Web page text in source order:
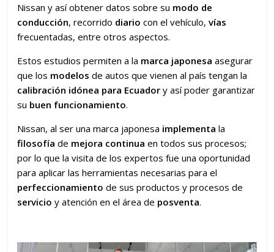
Nissan y así obtener datos sobre su modo de
conducción, recorrido diario con el vehículo,vías
frecuentadas, entre otros aspectos.
Estos estudios permiten a la marca japonesa asegurar
que los modelos de autos que vienen al país tengan la
calibración idónea para Ecuador y así poder garantizar
su buen funcionamiento.
Nissan, al ser una marca japonesa implementa la
filosofía de mejora continua en todos sus procesos;
por lo que la visita de los expertos fue una oportunidad
para aplicar las herramientas necesarias para el
perfeccionamiento de sus productos y procesos de
servicio y atención en el área de posventa.